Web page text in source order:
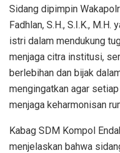
Sidang dipimpin
Fadhlan, S.H., S.I.K.,
istri dalam mendukung
menjaga citra institusi,
berlebihan dan bijak
mengingatkan agar
menjaga keharmonisan
Kabag SDM Kompol
menjelaskan bahwa